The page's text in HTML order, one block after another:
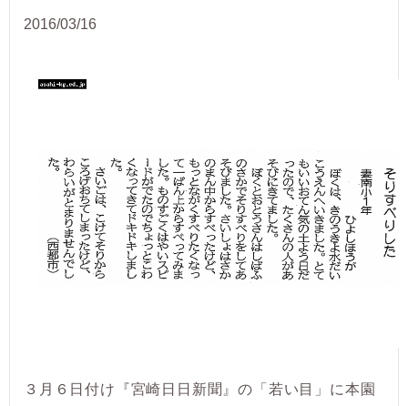
2016/03/16
３月６日付け『宮崎日日新聞』の「若い目」に本園